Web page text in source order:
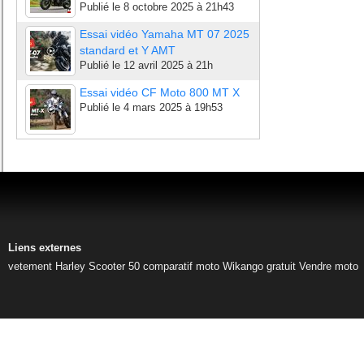
Publié le 8 octobre 2025 à 21h43
Essai vidéo Yamaha MT 07 2025
standard et Y AMT
Publié le 12 avril 2025 à 21h
Essai vidéo CF Moto 800 MT X
Publié le 4 mars 2025 à 19h53
Liens externes
vetement Harley Scooter 50 comparatif moto Wikango gratuit Vendre moto